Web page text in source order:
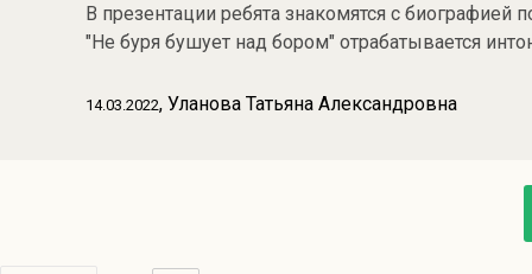
В презентации ребята знакомятся с биографией
"Не буря бушует над бором" отрабатывается
14.03.2022, Уланова Татьяна Александровна